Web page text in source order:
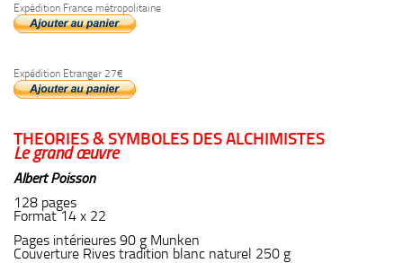
Expédition France métropolitaine
Expédition Etranger 27€
THEORIES & SYMBOLES DES ALCHIMISTES
Le grand œuvre
Albert Poisson
128 pages
Format 14 x 22
Pages intérieures 90 g Munken
Couverture Rives tradition blanc naturel 250 g